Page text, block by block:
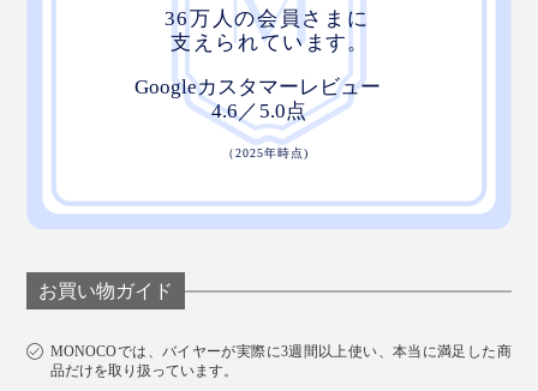
お買い物ガイド
MONOCOでは、バイヤーが実際に3週間以上使い、本当に満足した商
品だけを取り扱っています。